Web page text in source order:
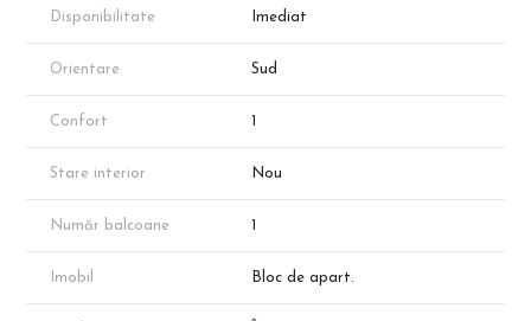
aproximativă conform schițelor de prezentare. Suprafața exacta
va reieși în urma măsurătorilor cadastrale.
dezvoltatorului!
Disponibilitate Imediat
Orientare Sud
Confort
Stare interior Nou
Număr balcoane
Imobil Bloc de apart.